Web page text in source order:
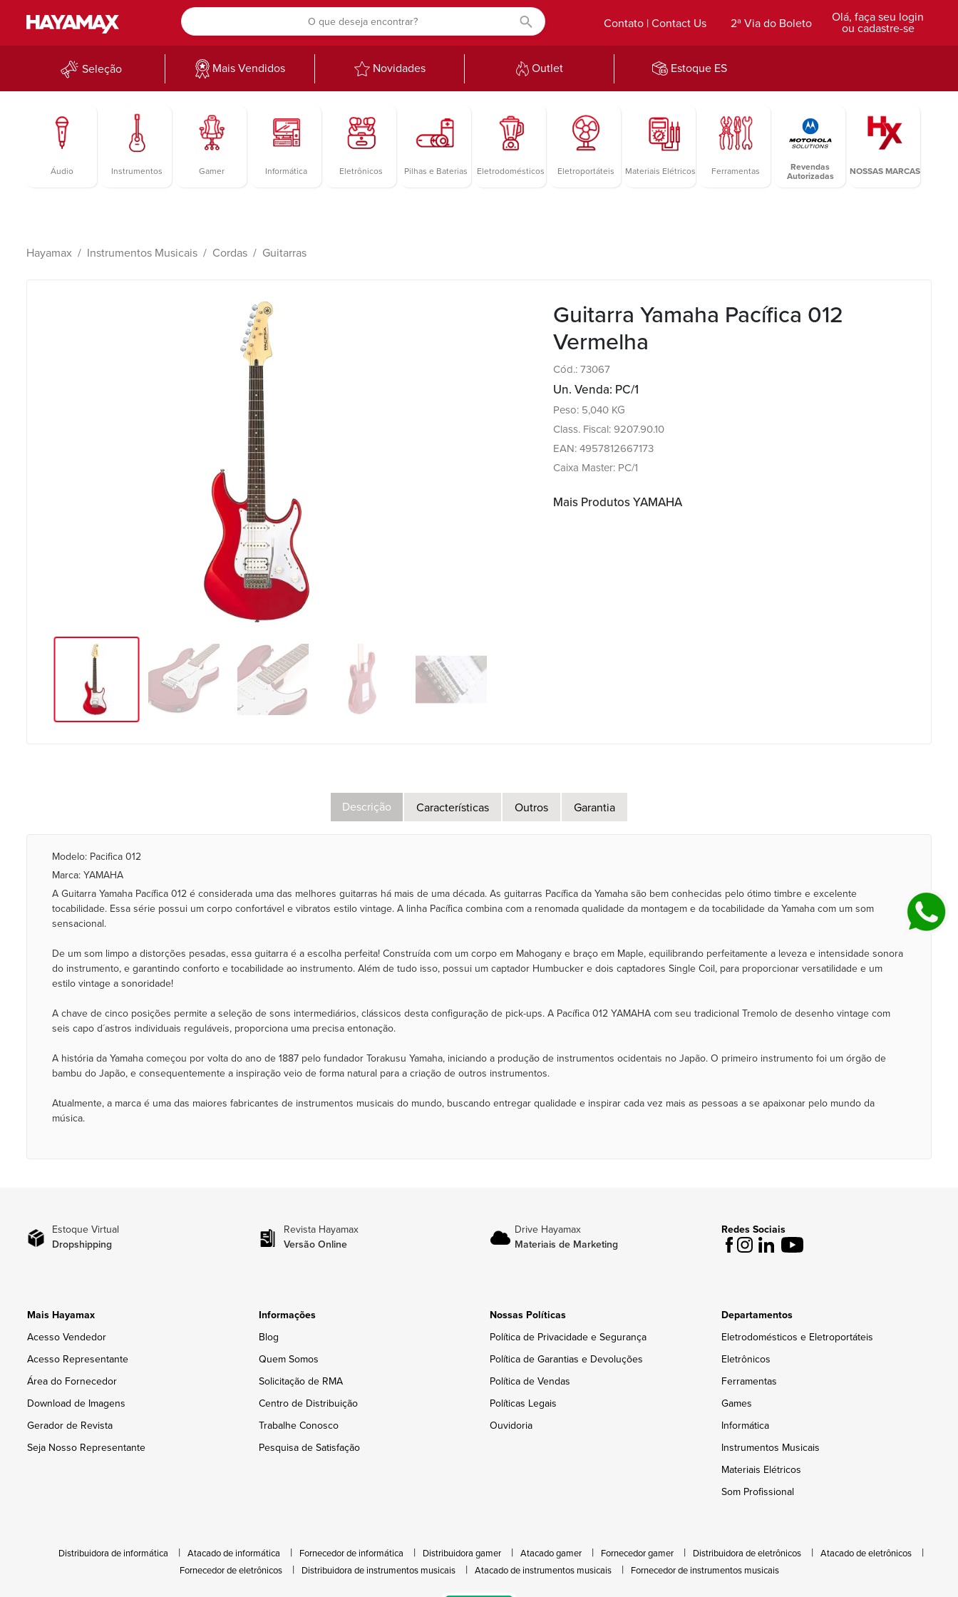
Olá, faça seu login
ou cadastre-se
2ª Via do Boleto
Contato | Contact Us
Seleção Mais Vendidos Novidades Outlet Estoque ES
Áudio Instrumentos Gamer Informática Eletrônicos Pilhas e Baterias Eletrodomésticos Eletroportáteis Materiais Elétricos Ferramentas
Revendas
Autorizadas
NOSSAS MARCAS
Hayamax Instrumentos Musicais Cordas Guitarras
Guitarra Yamaha Pacífica 012
Vermelha
Cód.: 73067
Un. Venda: PC/1
Peso: 5,040 KG
Class. Fiscal: 9207.90.10
EAN: 4957812667173
Caixa Master: PC/1
Mais Produtos YAMAHA
Descrição Características Outros Garantia
Modelo: Pacifica 012
Marca: YAMAHA
A Guitarra Yamaha Pacífica 012 é considerada uma das melhores guitarras há mais de uma década. As guitarras Pacífica da Yamaha são bem conhecidas pelo ótimo timbre e excelente
tocabilidade. Essa série possui um corpo confortável e vibratos estilo vintage. A linha Pacífica combina com a renomada qualidade da montagem e da tocabilidade da Yamaha com um som
sensacional.
De um som limpo a distorções pesadas, essa guitarra é a escolha perfeita! Construída com um corpo em Mahogany e braço em Maple, equilibrando perfeitamente a leveza e intensidade sonora
do instrumento, e garantindo conforto e tocabilidade ao instrumento. Além de tudo isso, possui um captador Humbucker e dois captadores Single Coil, para proporcionar versatilidade e um
estilo vintage a sonoridade!
A chave de cinco posições permite a seleção de sons intermediários, clássicos desta configuração de pick-ups. A Pacífica 012 YAMAHA com seu tradicional Tremolo de desenho vintage com
seis capo d´astros individuais reguláveis, proporciona uma precisa entonação.
A história da Yamaha começou por volta do ano de 1887 pelo fundador Torakusu Yamaha, iniciando a produção de instrumentos ocidentais no Japão. O primeiro instrumento foi um órgão de
bambu do Japão, e consequentemente a inspiração veio de forma natural para a criação de outros instrumentos.
Atualmente, a marca é uma das maiores fabricantes de instrumentos musicais do mundo, buscando entregar qualidade e inspirar cada vez mais as pessoas a se apaixonar pelo mundo da
música.
Estoque Virtual
Dropshipping
Revista Hayamax
Versão Online
Drive Hayamax
Materiais de Marketing
Redes Sociais
Mais Hayamax
Acesso Vendedor
Acesso Representante
Área do Fornecedor
Download de Imagens
Gerador de Revista
Seja Nosso Representante
Informações
Blog
Quem Somos
Solicitação de RMA
Centro de Distribuição
Trabalhe Conosco
Pesquisa de Satisfação
Nossas Políticas
Política de Privacidade e Segurança
Política de Garantias e Devoluções
Política de Vendas
Políticas Legais
Ouvidoria
Departamentos
Eletrodomésticos e Eletroportáteis
Eletrônicos
Ferramentas
Games
Informática
Instrumentos Musicais
Materiais Elétricos
Som Profissional
Distribuidora de informática Atacado de informática Fornecedor de informática Distribuidora gamer Atacado gamer Fornecedor gamer Distribuidora de eletrônicos
Atacado de eletrônicos
Fornecedor de eletrônicos
Distribuidora de instrumentos musicais Atacado de instrumentos musicais Fornecedor de instrumentos musicais